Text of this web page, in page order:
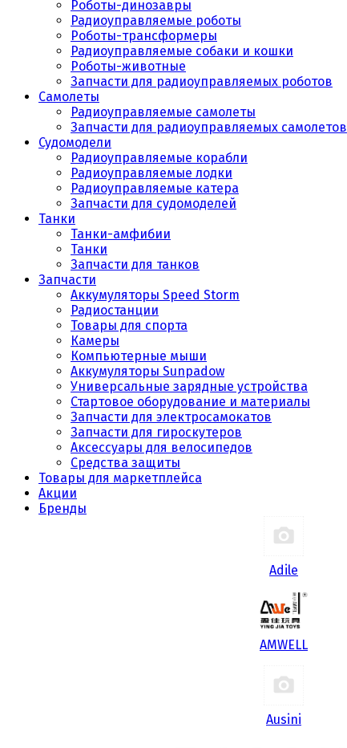
Роботы-динозавры
Радиоуправляемые роботы
Роботы-трансформеры
Радиоуправляемые собаки и кошки
Роботы-животные
Запчасти для радиоуправляемых роботов
Самолеты
Радиоуправляемые самолеты
Запчасти для радиоуправляемых самолетов
Судомодели
Радиоуправляемые корабли
Радиоуправляемые лодки
Радиоуправляемые катера
Запчасти для судомоделей
Танки
Танки-амфибии
Танки
Запчасти для танков
Запчасти
Аккумуляторы Speed Storm
Радиостанции
Товары для спорта
Камеры
Компьютерные мыши
Аккумуляторы Sunpadow
Универсальные зарядные устройства
Стартовое оборудование и материалы
Запчасти для электросамокатов
Запчасти для гироскутеров
Аксессуары для велосипедов
Средства защиты
Товары для маркетплейса
Акции
Бренды
Adile
AMWELL
Ausini